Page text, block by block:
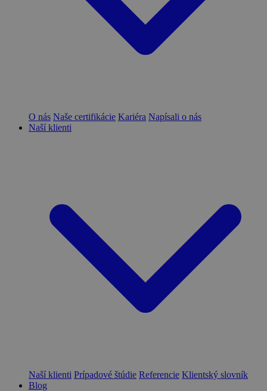
O nás Naše certifikácie Kariéra Napísali o nás
Naší klienti
Naší klienti Prípadové štúdie Referencie Klientský slovník
Blog